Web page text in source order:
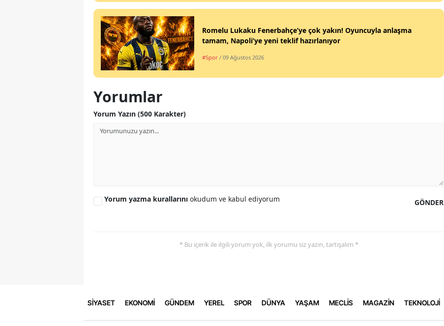
Romelu Lukaku Fenerbahçe’ye çok yakın! Oyuncuyla anlaşma
tamam, Napoli’ye yeni teklif hazırlanıyor
#Spor / 09 Ağustos 2026
Yorumlar
Yorum Yazın (500 Karakter)
GÖNDER
Yorum yazma kurallarını okudum ve kabul ediyorum
* Bu içerik ile ilgili yorum yok, ilk yorumu siz yazın, tartışalım *
SİYASET EKONOMİ GÜNDEM YEREL SPOR DÜNYA YAŞAM MECLİS MAGAZİN TEKNOLOJİ